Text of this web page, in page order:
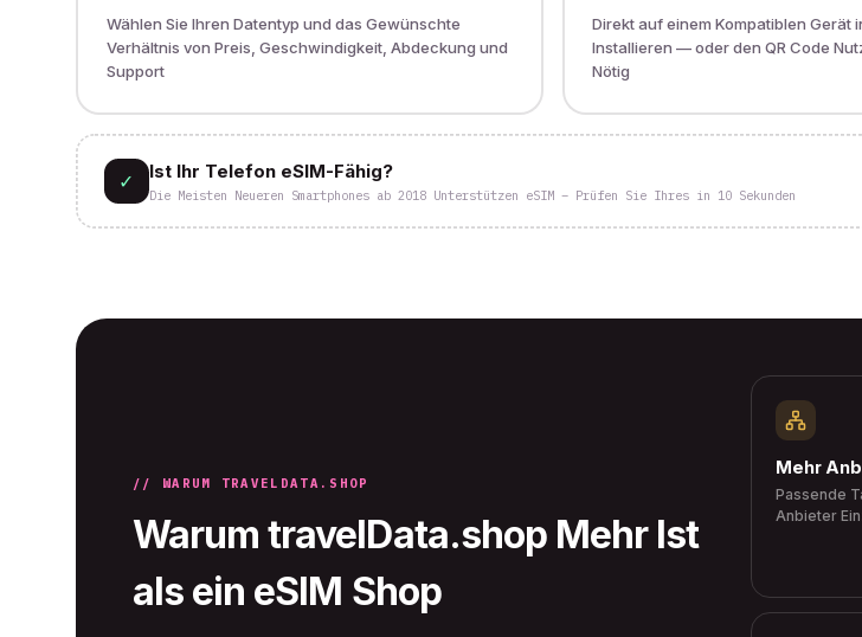
Wählen Sie Ihren Datentyp und das Gewünschte
Verhältnis von Preis, Geschwindigkeit, Abdeckung und
Support
Direkt auf einem Kompatiblen Gerät
Installieren — oder den QR Code
Nötig
✓ Ist Ihr Telefon eSIM-Fähig?
Die Meisten Neueren Smartphones ab 2018 Unterstützen eSIM – Prüfen Sie Ihres in 10 Sekunden
// WARUM TRAVELDATA.SHOP
Warum travelData.shop Mehr Ist
als ein eSIM Shop
Mehr
Passende
Anbieter